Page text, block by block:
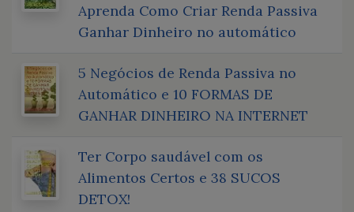
Aprenda Como Criar Renda Passiva
Ganhar Dinheiro no automático
5 Negócios de Renda Passiva no
Automático e 10 FORMAS DE
GANHAR DINHEIRO NA INTERNET
Ter Corpo saudável com os
Alimentos Certos e 38 SUCOS
DETOX!